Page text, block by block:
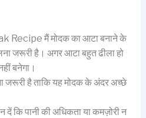
Recipe मैं मोदक का आटा बनाने के
जरूरी है। अगर आटा बहुत ढीला हो
बनेगा।
जरूरी है ताकि यह मोदक के अंदर अच्छे
कि पानी की अधिकता या कमज़ोरी न